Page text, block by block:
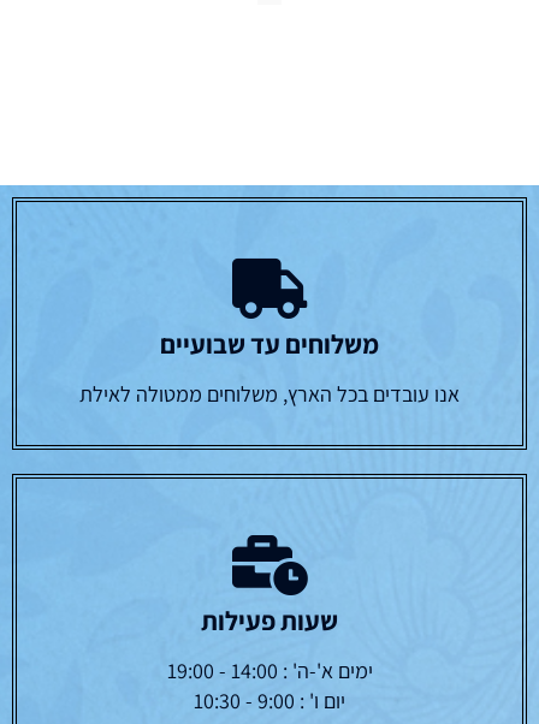
משלוחים עד שבועיים
אנו עובדים בכל הארץ, משלוחים ממטולה לאילת
שעות פעילות
ימים א'-ה' : 14:00 - 19:00
יום ו' : 9:00 - 10:30